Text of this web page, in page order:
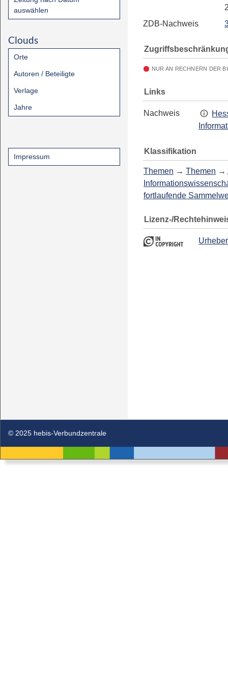
auswählen
Clouds
Orte
Autoren / Beteiligte
Verlage
Jahre
Impressum
ZDB-Nachweis
NUR AN RECHNERN DER
Links
Nachweis
Klassifikation
Themen → Themen →
fortlaufende
Lizenz-/
© 2025 hebis-Verbundzentrale